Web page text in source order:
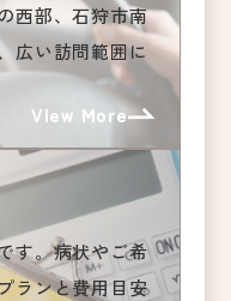
西部、石狩市南
広い訪問範囲に
View More
す。病状やご希
ランと費用目安